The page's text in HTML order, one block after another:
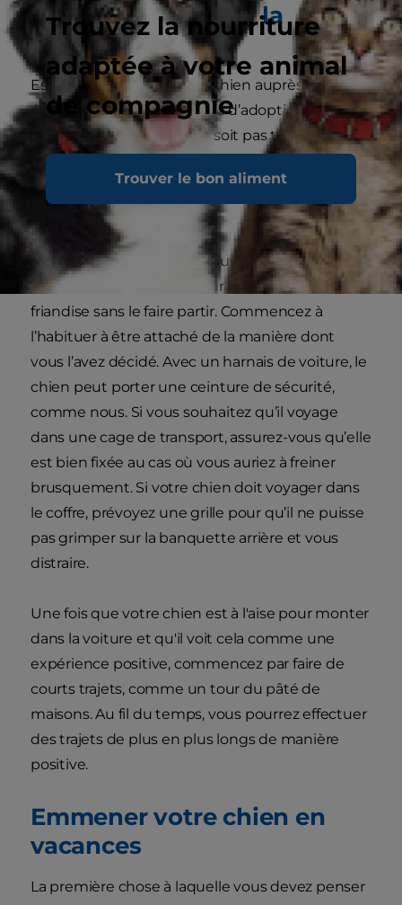
Trouvez la nourriture
adaptée à votre animal
de compagnie
Trouver le bon aliment
Habituer le chien à la
voiture
Essayez de prendre votre chien auprès d’un
éleveur local ou d’un centre d’adoption local afin
que le premier voyage ne soit pas trop long.
Comme l’arrivée dans un nouveau foyer est une
épreuve en soi, veillez à ce que le voyage soit le
plus court possible.
Les premiers jours, vous pouvez laisser votre
chien monter dans la voiture et lui donner une
friandise sans le faire partir. Commencez à
l’habituer à être attaché de la manière dont
vous l’avez décidé. Avec un harnais de voiture, le
chien peut porter une ceinture de sécurité,
comme nous. Si vous souhaitez qu’il voyage
dans une cage de transport, assurez-vous qu’elle
est bien fixée au cas où vous auriez à freiner
brusquement. Si votre chien doit voyager dans
le coffre, prévoyez une grille pour qu’il ne puisse
pas grimper sur la banquette arrière et vous
distraire.
Une fois que votre chien est à l'aise pour monter
dans la voiture et qu'il voit cela comme une
expérience positive, commencez par faire de
courts trajets, comme un tour du pâté de
maisons. Au fil du temps, vous pourrez effectuer
des trajets de plus en plus longs de manière
positive.
Emmener votre chien en
vacances
La première chose à laquelle vous devez penser